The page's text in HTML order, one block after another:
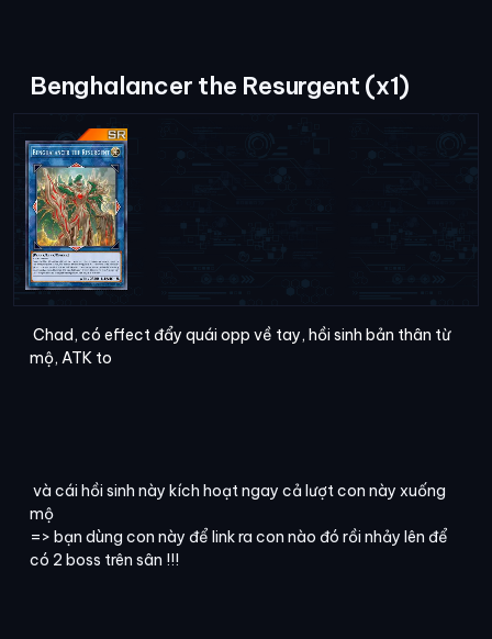
Benghalancer the Resurgent (x1)
Chad, có effect đẩy quái opp về tay, hồi sinh bản thân từ
mộ, ATK to
và cái hồi sinh này kích hoạt ngay cả lượt con này xuống
mộ
=> bạn dùng con này để link ra con nào đó rồi nhảy lên để
có 2 boss trên sân !!!